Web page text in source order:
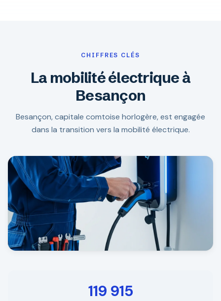
CHIFFRES CLÉS
La mobilité électrique à
Besançon
Besançon, capitale comtoise horlogère, est engagée
dans la transition vers la mobilité électrique.
119 915